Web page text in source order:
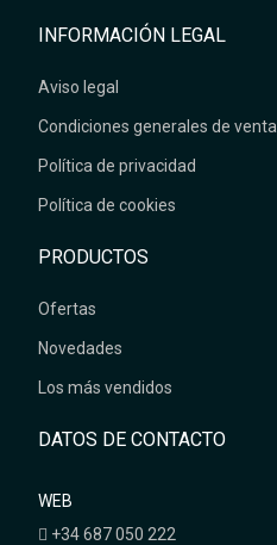
INFORMACIÓN LEGAL
Aviso legal
Condiciones generales de venta
Política de privacidad
Política de cookies
PRODUCTOS
Ofertas
Novedades
Los más vendidos
DATOS DE CONTACTO
WEB
+34 687 050 222